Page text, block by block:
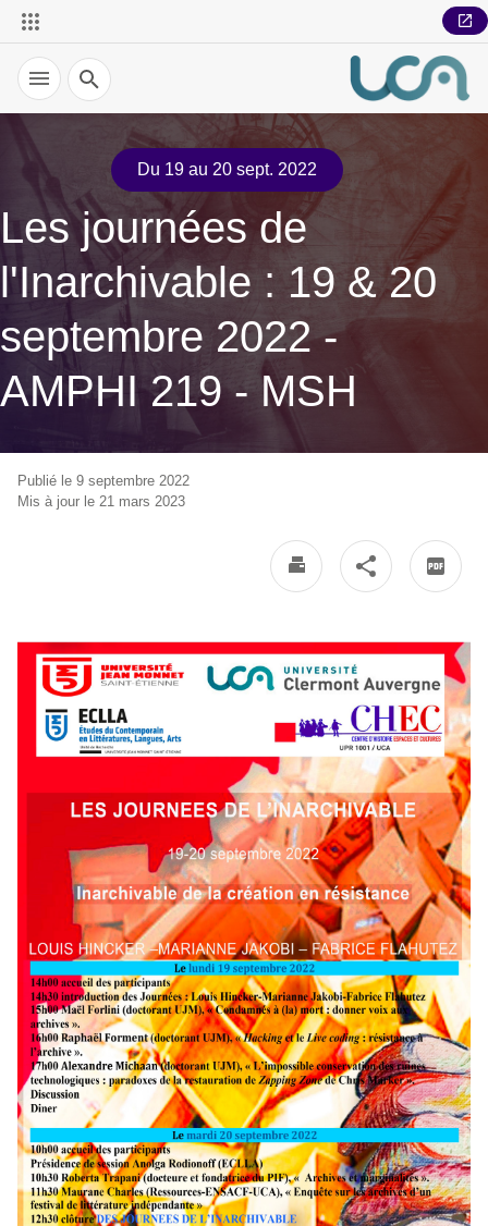
Recherche
Du 19 au 20 sept. 2022
Les journées de
l'Inarchivable : 19 & 20
septembre 2022 -
AMPHI 219 - MSH
Publié le 9 septembre 2022
Mis à jour le 21 mars 2023